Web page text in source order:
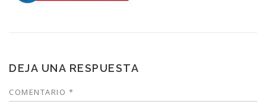
DEJA UNA RESPUESTA
COMENTARIO *